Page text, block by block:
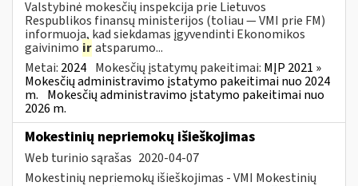
Valstybinė mokesčių inspekcija prie Lietuvos
Respublikos finansų ministerijos (toliau — VMI prie FM)
informuoja, kad siekdamas įgyvendinti Ekonomikos
gaivinimo iratsparumo...
Metai: 2024 Mokesčių įstatymų pakeitimai: MĮP 2021 »
Mokesčių administravimo įstatymo pakeitimai nuo 2024
m. Mokesčių administravimo įstatymo pakeitimai nuo
2026 m.
Mokestinių nepriemokų išieškojimas
Web turinio sąrašas 2020-04-07
Mokestinių nepriemokų išieškojimas - VMI Mokestinių